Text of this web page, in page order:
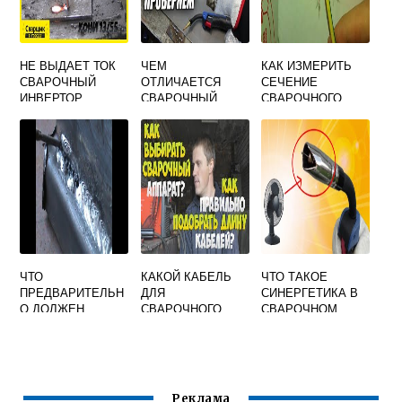
НЕ ВЫДАЕТ ТОК
СВАРОЧНЫЙ
ИНВЕРТОР
ЧЕМ
ОТЛИЧАЕТСЯ
СВАРОЧНЫЙ
ПОЛУАВТОМАТА
ИНВЕРТОРНЫЙ
КАК ИЗМЕРИТЬ
СЕЧЕНИЕ
СВАРОЧНОГО
ДИАМЕТРУ
ТАБЛИЦА
ЧТО
ПРЕДВАРИТЕЛЬН
О ДОЛЖЕН
КАКОЙ КАБЕЛЬ
ДЛЯ
СВАРОЧНОГО
ЧТО ТАКОЕ
СИНЕРГЕТИКА В
СВАРОЧНОМ